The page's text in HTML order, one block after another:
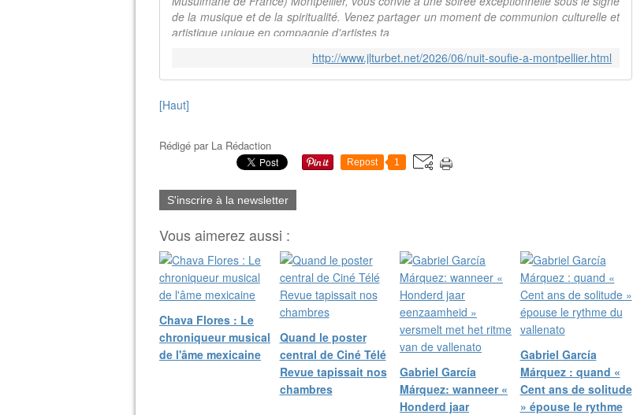
de la musique et de la spiritualité. Venez partager un moment de communion culturelle et
artistique unique en compagnie d'artistes ta
http://www.jlturbet.net/2026/06/nuit-soufie-a-montpellier.html
[Haut]
Rédigé par La Rédaction
Repost 1
S'inscrire à la newsletter
Vous aimerez aussi :
Chava Flores : Le
chroniqueur musical
de l'âme mexicaine
Quand le poster
central de Ciné Télé
Revue tapissait nos
chambres
Gabriel García
Márquez: wanneer «
Honderd jaar
Gabriel García
Márquez : quand «
Cent ans de solitude
» épouse le rythme